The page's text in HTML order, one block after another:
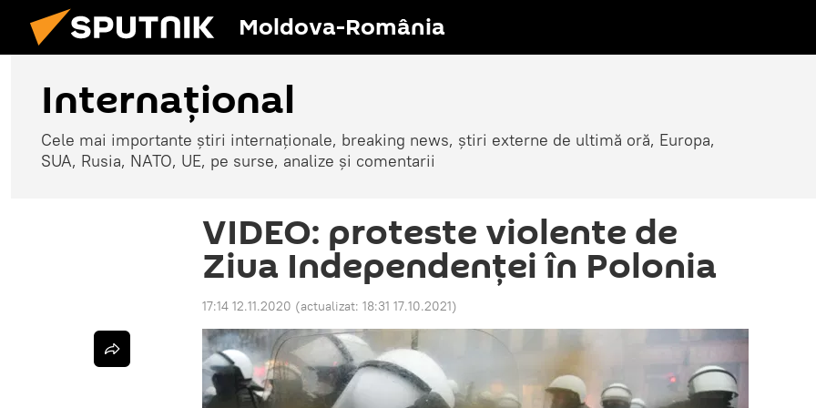
Moldova-România
Internaţional
Cele mai importante știri internaționale, breaking news, știri externe de ultimă oră, Europa,
SUA, Rusia, NATO, UE, pe surse, analize și comentarii
VIDEO: proteste violente de
Ziua Independenței în Polonia
17:14 12.11.2020 (actualizat: 18:31 17.10.2021)